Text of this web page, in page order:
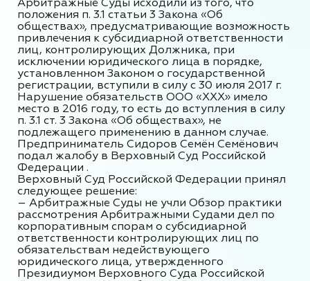
Арбитражные Суды исходили из того, что
положения п. 3.1 статьи 3 Закона «Об
обществах», предусматривающие возможность
привлечения к субсидиарной ответственности
лиц, контролирующих Должника, при
исключении юридического лица в порядке,
установленном Законом о государственной
регистрации, вступили в силу с 30 июля 2017 г.
Нарушение обязательств ООО «ХХХ» имело
место в 2016 году, то есть до вступления в силу
п. 3.1 ст. 3 Закона «Об обществах», не
подлежащего применению в данном случае.
Предприниматель Сидоров Семён Семёнович
подал жалобу в Верховный Суд Российской
Федерации .
Верховный Суд Российской Федерации принял
следующее решение:
– Арбитражные Суды не учли Обзор практики
рассмотрения Арбитражными Судами дел по
корпоративным спорам о субсидиарной
ответственности контролирующих лиц по
обязательствам недействующего
юридического лица, утвержденного
Президиумом Верховного Суда Российской